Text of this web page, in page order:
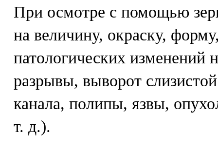
При осмотре с помощью
на величину, окраску,
патологических изменений
разрывы, выворот
канала, полипы, язвы,
т. д.).